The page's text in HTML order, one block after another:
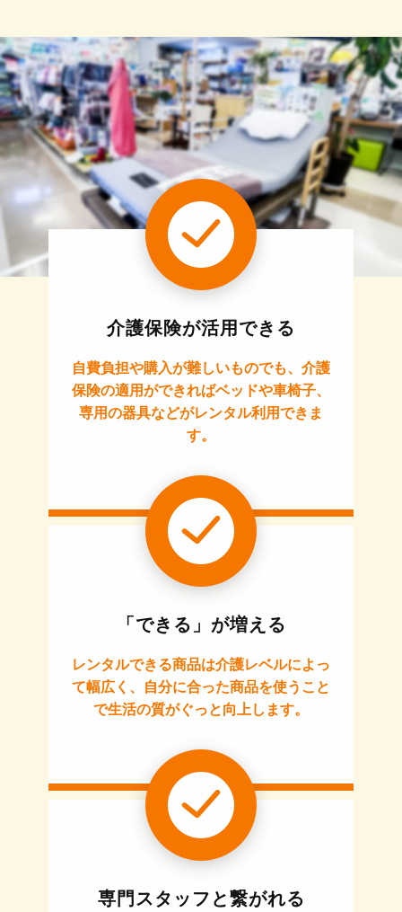
介護保険が活用できる
自費負担や購入が難しいものでも、介護
保険の適用ができればベッドや車椅子、
専用の器具などがレンタル利用できま
す。
「できる」が増える
レンタルできる商品は介護レベルによっ
て幅広く、自分に合った商品を使うこと
で生活の質がぐっと向上します。
専門スタッフと繋がれる